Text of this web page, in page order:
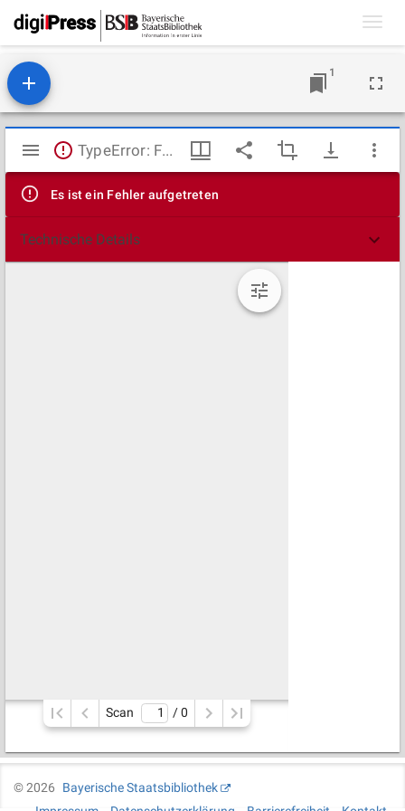
1
Mirador
Viewer
TypeError: Failed to fetch
Es ist ein Fehler aufgetreten
Technische Details
Scan / 0
©2026
Bayerische Staatsbibliothek